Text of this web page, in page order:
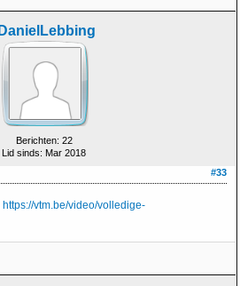
DanielLebbing
Berichten: 22
Lid sinds: Mar 2018
#33
https://vtm.be/video/volledige-